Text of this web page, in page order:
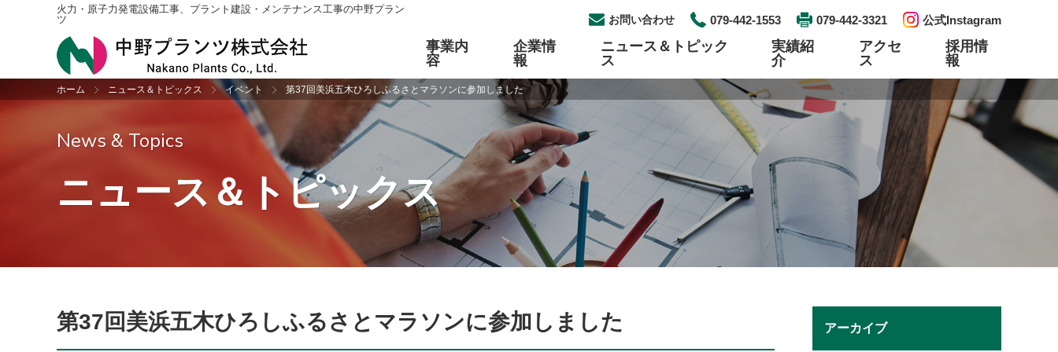
火力・原子力発電設備工事、プラント建設・メンテナンス工事の中野プラン
ツ
お問い合わせ 079-442-1553 079-442-3321 公式Instagram
事業内
容
パイプ自動切断・開先加工工事 検査工事
機械加工 各種プラントメンテナンス プレハブ配管・ユニット製作
収納式安全アルミタラップ ロープアクセス 土木建築
企業情
報
組織図 資格取得
アクセス 公開情報について
ニュース＆トピック
ス
お知らせ一覧 イベント一覧
実績紹
介
アクセ
ス
採用情
報
中途採用 エントリー
ホーム ニュース＆トピックス イベント 第37回美浜五木ひろしふるさとマラソンに参加しました
News & Topics
ニュース＆トピックス
第37回美浜五木ひろしふるさとマラソンに参加しました アーカイブ